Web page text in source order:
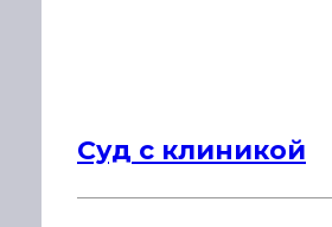
Суд с клиникой